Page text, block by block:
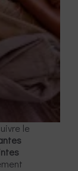
le